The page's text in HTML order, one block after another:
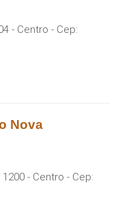
- Centro - Cep:
Nova
- Centro - Cep: